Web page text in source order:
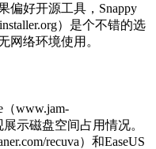
偏好开源工具，Snappy
）是个不错的选
网络环境使用。
www.jam-
展示磁盘空间占用情况。
recuva）和EaseUS